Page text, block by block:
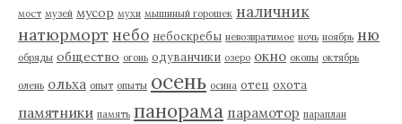
мост музей мусор мухи мышиный горошек наличник
натюрморт небо небоскребы невозвратимое ночь ноябрь ню
обряды общество огонь одуванчики озеро окно окопы октябрь
олень ольха опыт опыты осень осина отец охота
памятники память панорама парамотор параплан